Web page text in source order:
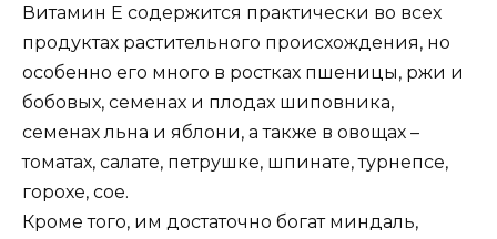
Витамин Е содержится практически во всех
продуктах растительного происхождения, но
особенно его много в ростках пшеницы, ржи и
бобовых, семенах и плодах шиповника,
семенах льна и яблони, а также в овощах –
томатах, салате, петрушке, шпинате, турнепсе,
горохе, сое.
Кроме того, им достаточно богат миндаль,